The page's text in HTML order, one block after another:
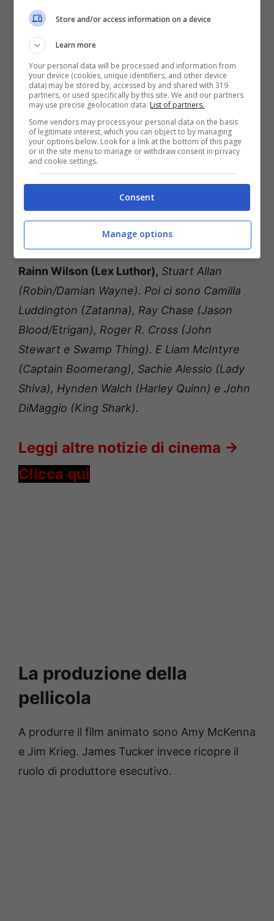
Nella versione originale del film danno le voci
Jason O’Mara (Batman),
Rosario Dawson (Wonder Woman), Shemar
Moore (Cyborg), Christopher Gorham (The
Flash). E ancora Rebecca Romijn (Lois Lane),
Rainn Wilson (Lex Luthor), Stuart Allan
(Robin/Damian Wayne). Poi ci sono Camilla
Luddington (Zatanna), Ray Chase (Jason
Blood/Etrigan), Roger R. Cross (John
Stewart e Swamp Thing). E Liam McIntyre
(Captain Boomerang), Sachie Alessio (Lady
Shiva), Hynden Walch (Harley Quinn) e John
DiMaggio (King Shark).
Leggi altre notizie di cinema ->
Clicca qui
La produzione della
pellicola
A produrre il film animato sono Amy McKenna
e Jim Krieg. James Tucker invece ricopre il
ruolo di produttore esecutivo.
Store and/or access information on a device
Learn more
Your personal data will be processed and information from
your device (cookies, unique identifiers, and other device
data) may be stored by, accessed by and shared with 319
partners, or used specifically by this site. We and our partners
may use precise geolocation data. List of partners.
Some vendors may process your personal data on the basis
of legitimate interest, which you can object to by managing
your options below. Look for a link at the bottom of this page
or in the site menu to manage or withdraw consent in privacy
and cookie settings.
Consent
Manage options